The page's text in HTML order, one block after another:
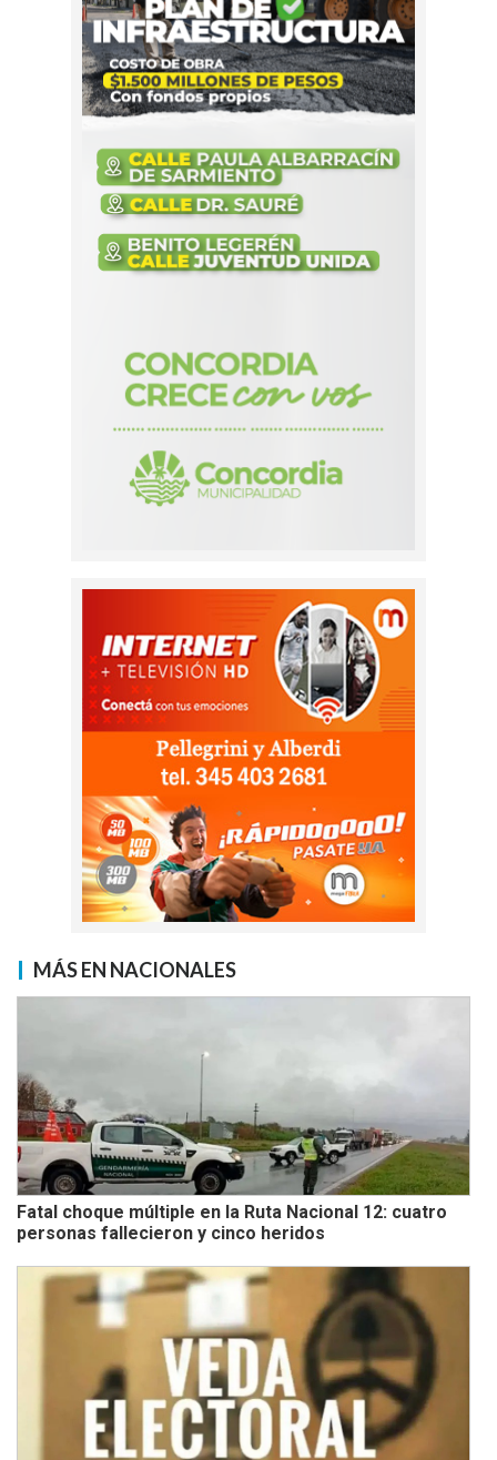
MÁS EN NACIONALES
Fatal choque múltiple en la Ruta Nacional 12: cuatro
personas fallecieron y cinco heridos